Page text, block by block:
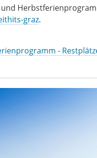
graz.
-